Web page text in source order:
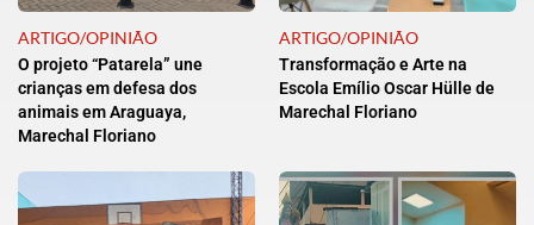
ARTIGO/OPINIÃO
O projeto “Patarela” une
crianças em defesa dos
animais em Araguaya,
Marechal Floriano
ARTIGO/OPINIÃO
Transformação e Arte na
Escola Emílio Oscar Hülle de
Marechal Floriano